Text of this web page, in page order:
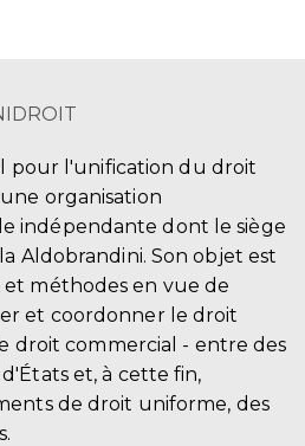
pour l'unification du droit
organisation
indépendante dont le siège
Aldobrandini. Son objet est
méthodes en vue de
et coordonner le droit
droit commercial - entre des
et, à cette fin,
de droit uniforme, des